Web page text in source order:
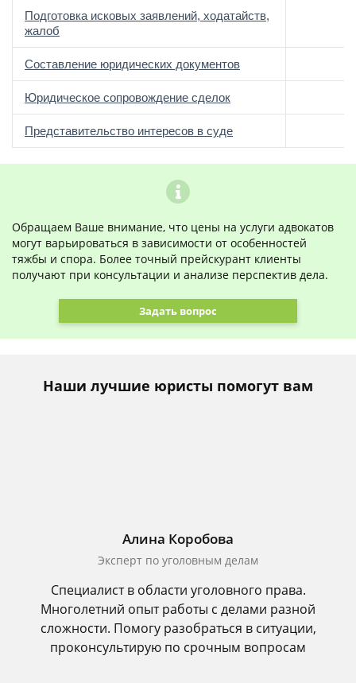
Подготовка исковых заявлений, ходатайств,
жалоб
Составление юридических документов
Юридическое сопровождение сделок
Представительство интересов в суде
Обращаем Ваше внимание, что цены на услуги адвокатов
могут варьироваться в зависимости от особенностей
тяжбы и спора. Более точный прейскурант клиенты
получают при консультации и анализе перспектив дела.
Задать вопрос
Наши лучшие юристы помогут вам
Алина Коробова
Эксперт по уголовным делам
Специалист в области уголовного права.
Многолетний опыт работы с делами разной
сложности. Помогу разобраться в ситуации,
проконсультирую по срочным вопросам